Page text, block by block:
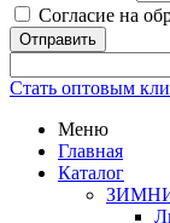
Согласие на
Отправить
Стать оптовым
Меню
Главная
Каталог